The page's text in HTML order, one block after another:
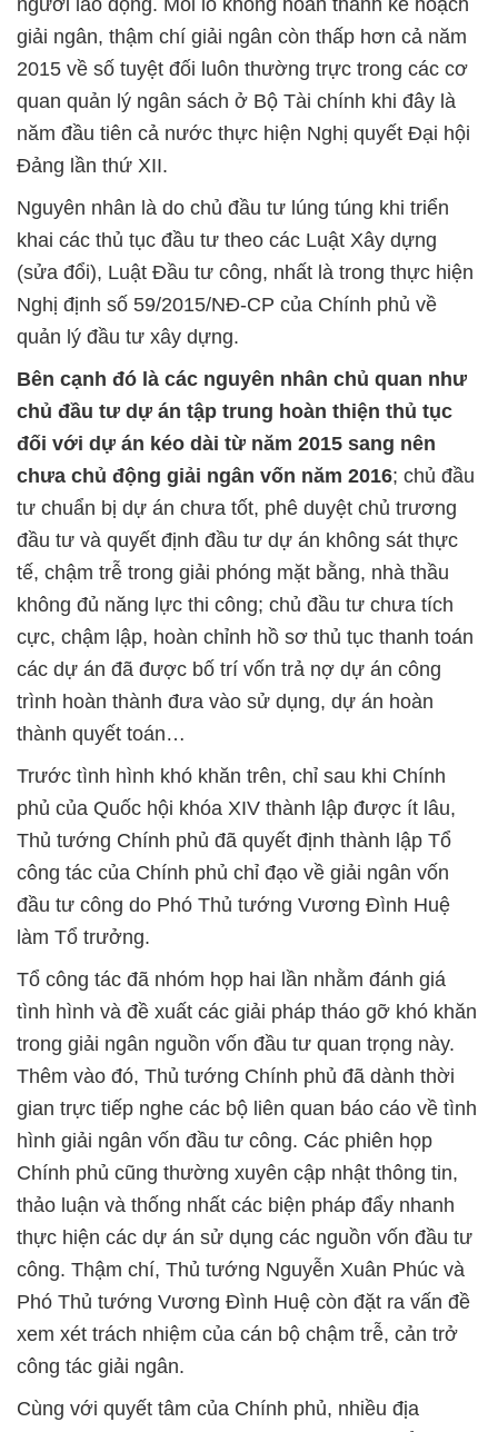
người lao động. Mối lo không hoàn thành kế hoạch
giải ngân, thậm chí giải ngân còn thấp hơn cả năm
2015 về số tuyệt đối luôn thường trực trong các cơ
quan quản lý ngân sách ở Bộ Tài chính khi đây là
năm đầu tiên cả nước thực hiện Nghị quyết Đại hội
Đảng lần thứ XII.
Nguyên nhân là do chủ đầu tư lúng túng khi triển
khai các thủ tục đầu tư theo các Luật Xây dựng
(sửa đổi), Luật Đầu tư công, nhất là trong thực hiện
Nghị định số 59/2015/NĐ-CP của Chính phủ về
quản lý đầu tư xây dựng.
Bên cạnh đó là các nguyên nhân chủ quan như
chủ đầu tư dự án tập trung hoàn thiện thủ tục
đối với dự án kéo dài từ năm 2015 sang nên
chưa chủ động giải ngân vốn năm 2016; chủ đầu
tư chuẩn bị dự án chưa tốt, phê duyệt chủ trương
đầu tư và quyết định đầu tư dự án không sát thực
tế, chậm trễ trong giải phóng mặt bằng, nhà thầu
không đủ năng lực thi công; chủ đầu tư chưa tích
cực, chậm lập, hoàn chỉnh hồ sơ thủ tục thanh toán
các dự án đã được bố trí vốn trả nợ dự án công
trình hoàn thành đưa vào sử dụng, dự án hoàn
thành quyết toán…
Trước tình hình khó khăn trên, chỉ sau khi Chính
phủ của Quốc hội khóa XIV thành lập được ít lâu,
Thủ tướng Chính phủ đã quyết định thành lập Tổ
công tác của Chính phủ chỉ đạo về giải ngân vốn
đầu tư công do Phó Thủ tướng Vương Đình Huệ
làm Tổ trưởng.
Tổ công tác đã nhóm họp hai lần nhằm đánh giá
tình hình và đề xuất các giải pháp tháo gỡ khó khăn
trong giải ngân nguồn vốn đầu tư quan trọng này.
Thêm vào đó, Thủ tướng Chính phủ đã dành thời
gian trực tiếp nghe các bộ liên quan báo cáo về tình
hình giải ngân vốn đầu tư công. Các phiên họp
Chính phủ cũng thường xuyên cập nhật thông tin,
thảo luận và thống nhất các biện pháp đẩy nhanh
thực hiện các dự án sử dụng các nguồn vốn đầu tư
công. Thậm chí, Thủ tướng Nguyễn Xuân Phúc và
Phó Thủ tướng Vương Đình Huệ còn đặt ra vấn đề
xem xét trách nhiệm của cán bộ chậm trễ, cản trở
công tác giải ngân.
Cùng với quyết tâm của Chính phủ, nhiều địa